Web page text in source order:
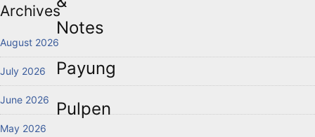
Notes
Payung
Pulpen
Archives
August 2026
July 2026
June 2026
May 2026